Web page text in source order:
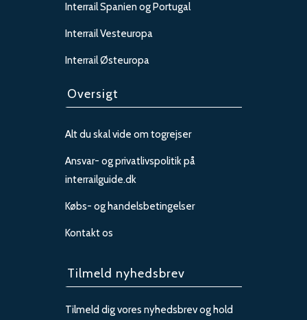
Interrail Spanien og Portugal
Interrail Vesteuropa
Interrail Østeuropa
Oversigt
Alt du skal vide om togrejser
Ansvar- og privatlivspolitik på
interrailguide.dk
Købs- og handelsbetingelser
Kontakt os
Tilmeld nyhedsbrev
Tilmeld dig vores nyhedsbrev og hold